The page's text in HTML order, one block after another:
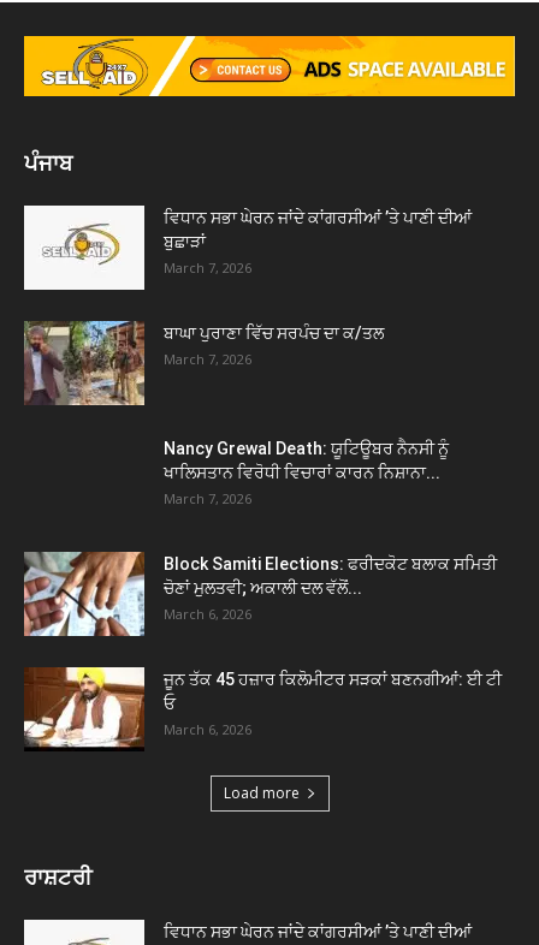
ਪੰਜਾਬ
ਵਿਧਾਨ ਸਭਾ ਘੇਰਨ ਜਾਂਦੇ ਕਾਂਗਰਸੀਆਂ ’ਤੇ ਪਾਣੀ ਦੀਆਂ
ਬੁਛਾੜਾਂ
March 7, 2026
ਬਾਘਾ ਪੁਰਾਣਾ ਵਿੱਚ ਸਰਪੰਚ ਦਾ ਕ/ਤਲ
March 7, 2026
Nancy Grewal Death: ਯੂਟਿਊਬਰ ਨੈਨਸੀ ਨੂੰ
ਖਾਲਿਸਤਾਨ ਵਿਰੋਧੀ ਵਿਚਾਰਾਂ ਕਾਰਨ ਨਿਸ਼ਾਨਾ...
March 7, 2026
Block Samiti Elections: ਫਰੀਦਕੋਟ ਬਲਾਕ ਸਮਿਤੀ
ਚੋਣਾਂ ਮੁਲਤਵੀ; ਅਕਾਲੀ ਦਲ ਵੱਲੋਂ...
March 6, 2026
ਜੂਨ ਤੱਕ 45 ਹਜ਼ਾਰ ਕਿਲੋਮੀਟਰ ਸੜਕਾਂ ਬਣਨਗੀਆਂ: ਈ ਟੀ
ਓ
March 6, 2026
Load more
ਰਾਸ਼ਟਰੀ
ਵਿਧਾਨ ਸਭਾ ਘੇਰਨ ਜਾਂਦੇ ਕਾਂਗਰਸੀਆਂ ’ਤੇ ਪਾਣੀ ਦੀਆਂ